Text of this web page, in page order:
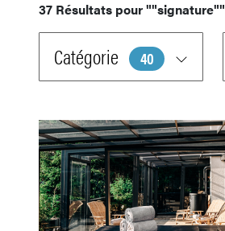
37 Résultats pour""signature""
Catégorie 40